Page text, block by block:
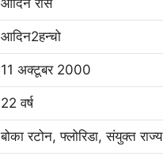
आदिन2हन्चो
11 अक्टूबर 2000
22 वर्ष
बोका रटोन, फ्लोरिडा, संयुक्त राज्य